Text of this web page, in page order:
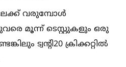
വരുമ്പോള്‍
മൂന്ന് ടെസ്റ്റുകളും ഒരു
ട്വന്റി20 ക്രിക്കറ്റില്‍